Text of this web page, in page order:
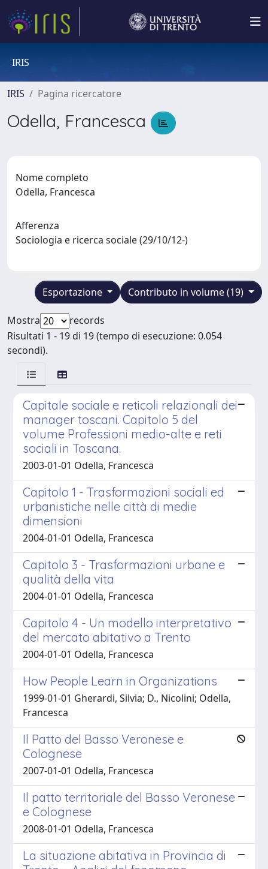
IRIS
IRIS Pagina ricercatore
Odella, Francesca
Nome completo
Odella, Francesca
Afferenza
Sociologia e ricerca sociale (29/10/12-)
Contributo in volume (19)
Esportazione
Mostra
records
Risultati 1 - 19 di 19 (tempo di esecuzione: 0.054
secondi).
Capitale sociale e reticoli relazionali dei
manager toscani. Capitolo 5 del
volume Professioni medio-alte e reti
sociali in Toscana.
2003-01-01 Odella, Francesca
Capitolo 1 - Trasformazioni sociali ed
urbanistiche nelle città di medie
dimensioni
2004-01-01 Odella, Francesca
Capitolo 3 - Trasformazioni urbane e
qualità della vita
2004-01-01 Odella, Francesca
Capitolo 4 - Un modello interpretativo
del mercato abitativo a Trento
2004-01-01 Odella, Francesca
How People Learn in Organizations
1999-01-01 Gherardi, Silvia; D., Nicolini; Odella,
Francesca
Il Patto del Basso Veronese e
Colognese
2007-01-01 Odella, Francesca
Il patto territoriale del Basso Veronese
e Colognese
2008-01-01 Odella, Francesca
La situazione abitativa in Provincia di